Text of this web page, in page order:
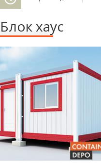
Блок хаус